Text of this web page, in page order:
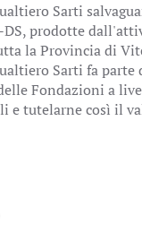
Sarti
DS, prodotte
la Provincia di
Sarti fa
Fondazioni a
e tutelarne così il